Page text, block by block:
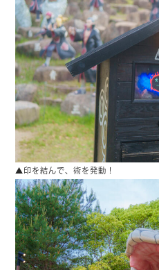
▲印を結んで、術を発動！